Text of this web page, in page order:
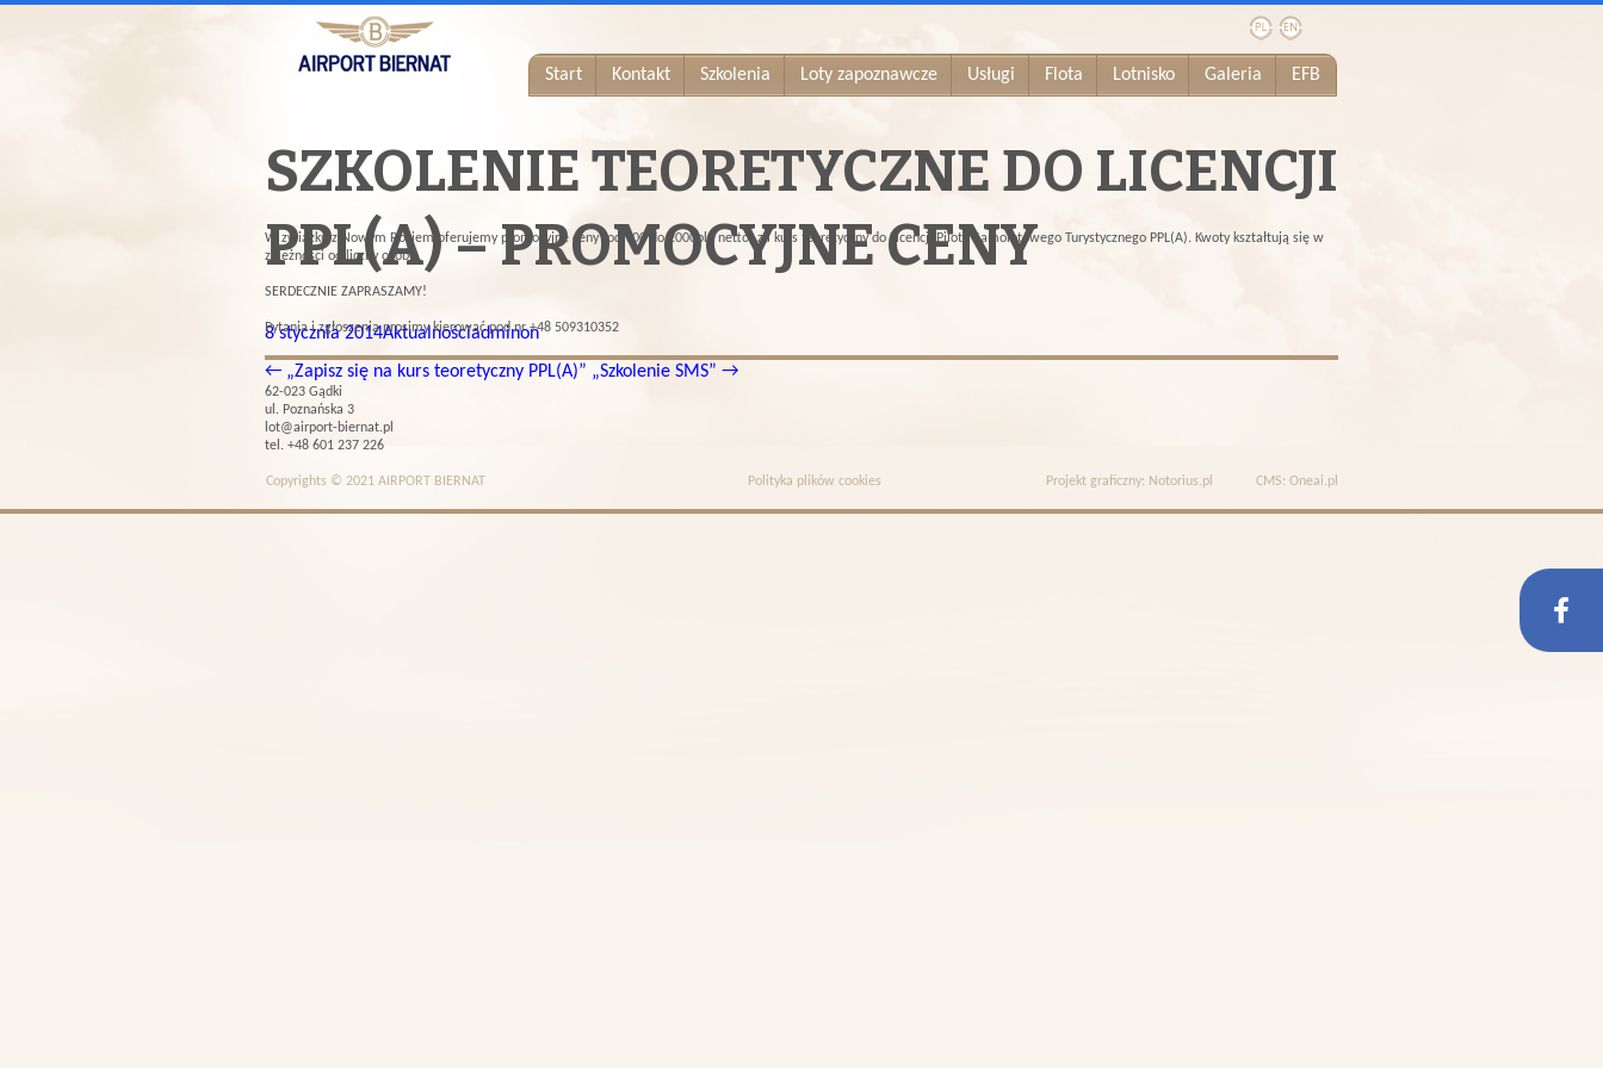
Start Kontakt Szkolenia Loty zapoznawcze Usługi Flota Lotnisko Galeria EFB
SZKOLENIE TEORETYCZNE DO LICENCJI
PPL(A) – PROMOCYJNE CENY
8 stycznia 2014Aktualnościadminon
W związku z Nowym Rokiem oferujemy promocyjne ceny (od 900 do 2000pln netto) za kurs teoretyczny do Licencji Pilota Samolotowego Turystycznego PPL(A). Kwoty kształtują się w
zależności od liczby osób.
SERDECZNIE ZAPRASZAMY!
Pytania i zgłoszenia prosimy kierować pod nr +48 509310352
← „Zapisz się na kurs teoretyczny PPL(A)” „Szkolenie SMS” →
62-023 Gądki
ul. Poznańska 3
lot@airport-biernat.pl
tel. +48 601 237 226
Copyrights © 2021 AIRPORT BIERNAT Polityka plików cookies Projekt graficzny: Notorius.pl CMS: Oneai.pl